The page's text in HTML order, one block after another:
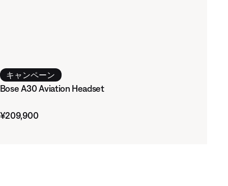
キャンペーン
Bose A30 Aviation Headset
格:
¥209,900